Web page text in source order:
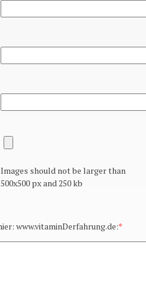
Images should not be larger than
500x500 px and 250 kb
www.vitaminDerfahrung.de:*